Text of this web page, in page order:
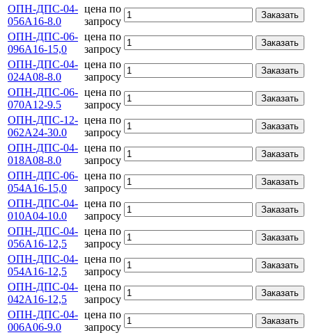
ОПН-ДПС-04-
056А16-8.0
цена по
запросу
Заказать
ОПН-ДПС-06-
096А16-15,0
цена по
запросу
Заказать
ОПН-ДПС-04-
024А08-8.0
цена по
запросу
Заказать
ОПН-ДПС-06-
070А12-9.5
цена по
запросу
Заказать
ОПН-ДПС-12-
062А24-30.0
цена по
запросу
Заказать
ОПН-ДПС-04-
018А08-8.0
цена по
запросу
Заказать
ОПН-ДПС-06-
054А16-15,0
цена по
запросу
Заказать
ОПН-ДПС-04-
010А04-10.0
цена по
запросу
Заказать
ОПН-ДПС-04-
056А16-12,5
цена по
запросу
Заказать
ОПН-ДПС-04-
054А16-12,5
цена по
запросу
Заказать
ОПН-ДПС-04-
042А16-12,5
цена по
запросу
Заказать
ОПН-ДПС-04-
006А06-9.0
цена по
запросу
Заказать